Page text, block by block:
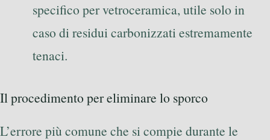
specifico per vetroceramica, utile solo in
caso di residui carbonizzati estremamente
tenaci.
Il procedimento per eliminare lo sporco
L’errore più comune che si compie durante le